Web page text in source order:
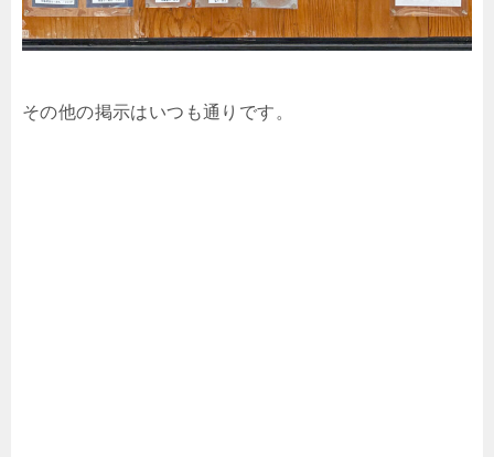
その他の掲示はいつも通りです。